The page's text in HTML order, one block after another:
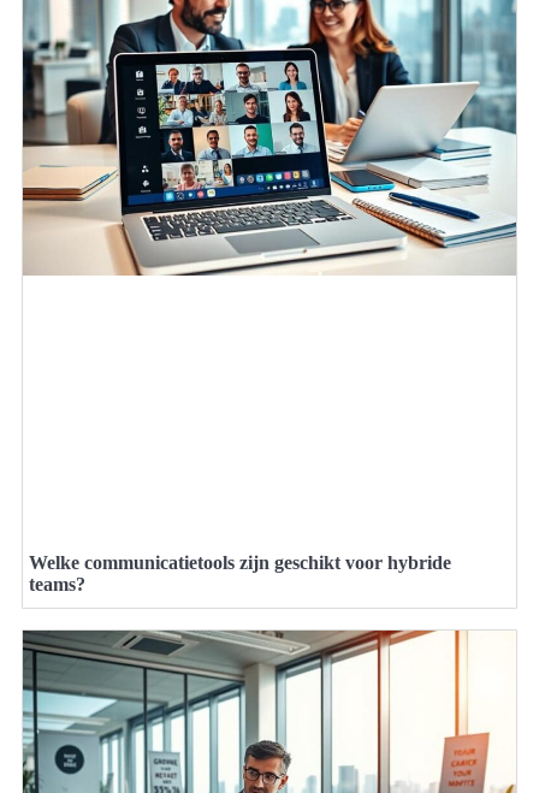
Welke communicatietools zijn geschikt voor hybride
teams?